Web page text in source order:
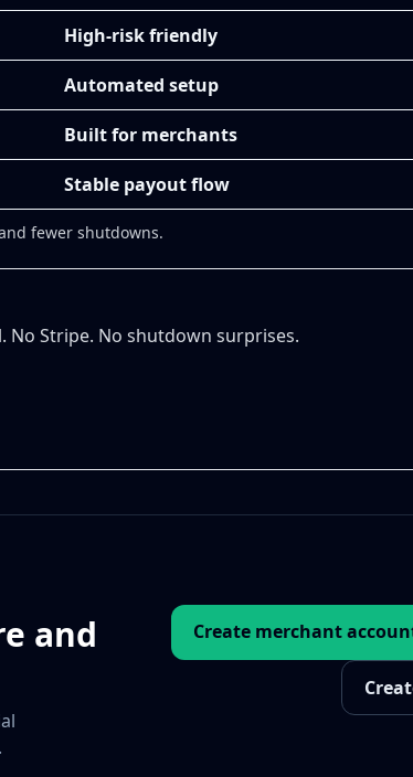
High-risk friendly
Automated setup
Built for merchants
Stable payout flow
fewer shutdowns.
Stripe. No shutdown surprises.
and
Create merchant